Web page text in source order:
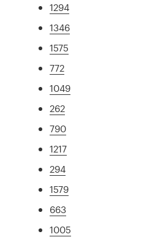
1294
1346
1575
772
1049
262
790
1217
294
1579
663
1005